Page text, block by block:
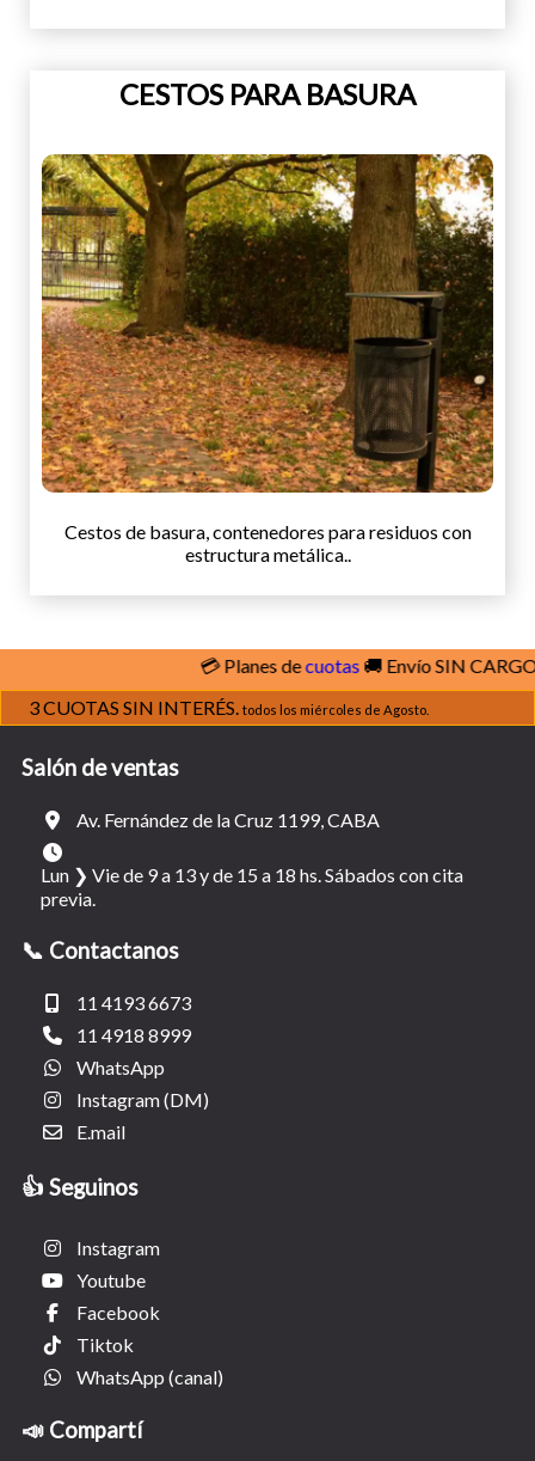
CESTOS PARA BASURA
Cestos de basura, contenedores para residuos con
estructura metálica..
💳 Planes decuotas🚚 Envío SIN CARGOver
3 CUOTAS SIN INTERÉS. todos los miércoles de Agosto.
Salón de ventas
Av. Fernández de la Cruz 1199, CABA
Lun ❯ Vie de 9 a 13 y de 15 a 18 hs. Sábados con cita
previa.
📞 Contactanos
11 4193 6673
11 4918 8999
WhatsApp
Instagram (DM)
E.mail
👍 Seguinos
Instagram
Youtube
Facebook
Tiktok
WhatsApp (canal)
📣 Compartí